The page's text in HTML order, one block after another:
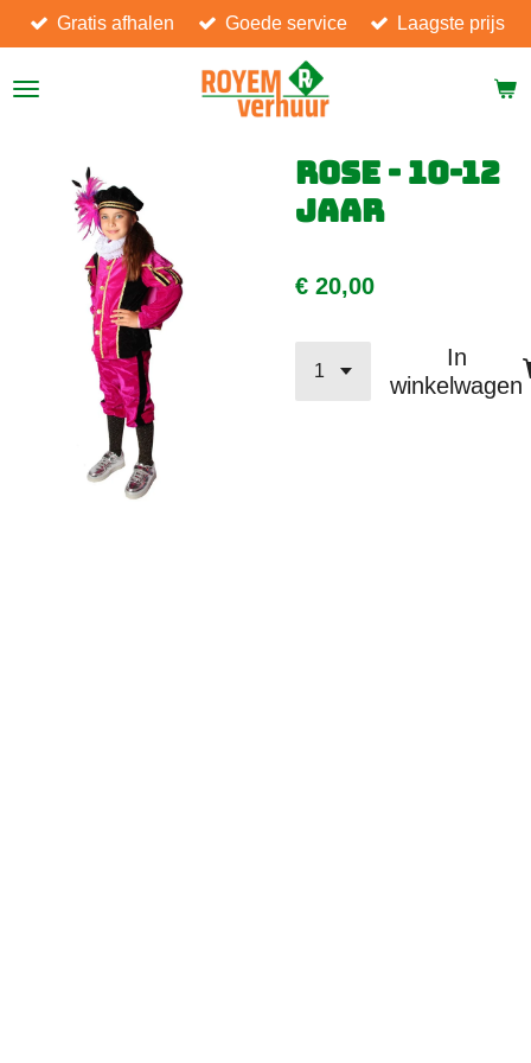
Ga
direct
naar
Gratis afhalen Goede service Laagste prijs
Rose - 10-12
jaar
€ 20,00
In
winkelwagen